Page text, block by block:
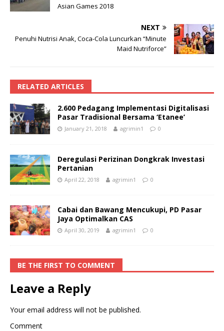
Asian Games 2018
NEXT
Penuhi Nutrisi Anak, Coca-Cola Luncurkan “Minute
Maid Nutriforce”
RELATED ARTICLES
2.600 Pedagang Implementasi Digitalisasi
Pasar Tradisional Bersama ‘Etanee’
January 21, 2018 agrimin1 0
Deregulasi Perizinan Dongkrak Investasi
Pertanian
April 22, 2018 agrimin1 0
Cabai dan Bawang Mencukupi, PD Pasar
Jaya Optimalkan CAS
April 30, 2019 agrimin1 0
BE THE FIRST TO COMMENT
Leave a Reply
Your email address will not be published.
Comment